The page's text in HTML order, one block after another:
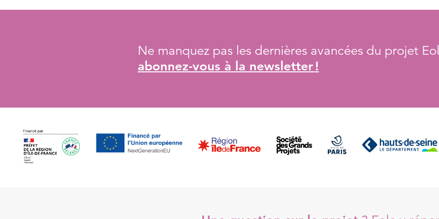
Ne manquez pas les dernières avancées du projet
abonnez-vous à la newsletter !